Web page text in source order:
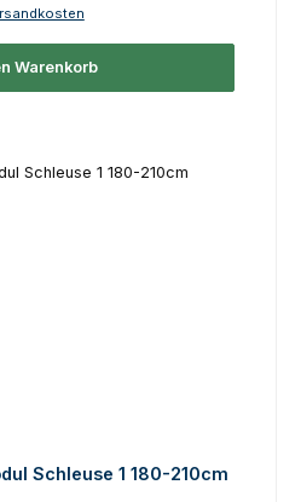
Warenkorb
Schleuse 1 180-210cm